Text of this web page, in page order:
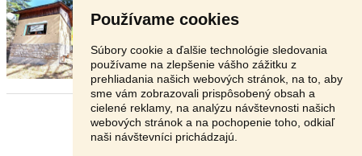
Používame cookies
Súbory cookie a ďalšie technológie sledovania
používame na zlepšenie vášho zážitku z
prehliadania našich webových stránok, na to, aby
sme vám zobrazovali prispôsobený obsah a
cielené reklamy, na analýzu návštevnosti našich
webových stránok a na pochopenie toho, odkiaľ
naši návštevníci prichádzajú.
Typ: Chata Obec: Drienica SaleA – Váš partner v
Sabinov - 083 01
59 900 €
Stránka: 1 2 3 Ďalšia